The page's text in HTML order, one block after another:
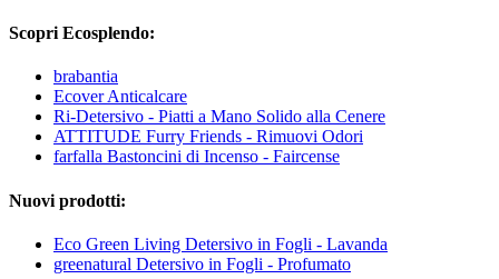
Scopri Ecosplendo:
brabantia
Ecover Anticalcare
Ri-Detersivo - Piatti a Mano Solido alla Cenere
ATTITUDE Furry Friends - Rimuovi Odori
farfalla Bastoncini di Incenso - Faircense
Nuovi prodotti:
Eco Green Living Detersivo in Fogli - Lavanda
greenatural Detersivo in Fogli - Profumato